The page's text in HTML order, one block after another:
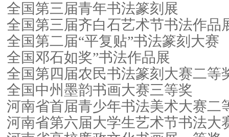
全国第三届青年书法篆刻展
全国第三届齐白石艺术节书法作品
全国第二届“平复贴”书法篆刻大赛
全国邓石如奖”书法作品展
全国第四届农民书法篆刻大赛二等
全国中州墨韵书画大赛三等奖
河南省首届青少年书法美术大赛
河南省第六届大学生艺术节书法大